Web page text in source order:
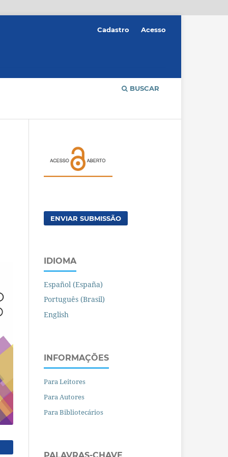
BUSCAR
Cadastro Acesso
ENVIAR SUBMISSÃO
IDIOMA
Español (España)
Português (Brasil)
English
INFORMAÇÕES
Para Leitores
Para Autores
Para Bibliotecários